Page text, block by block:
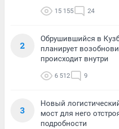
15 155 24
2
Обрушившийся в
планирует
происходит внутри
6 512 9
3
Новый
мост для него
подробности